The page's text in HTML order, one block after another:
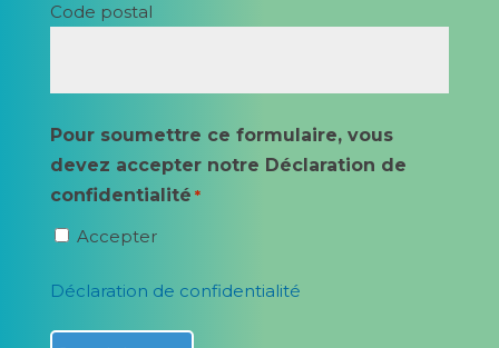
Code postal
Pour soumettre ce formulaire, vous
devez accepter notre Déclaration de
confidentialité *
Accepter
Déclaration de confidentialité